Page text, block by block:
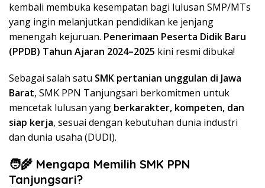
kembali membuka kesempatan bagi lulusan SMP/MTs
yang ingin melanjutkan pendidikan ke jenjang
menengah kejuruan. Penerimaan Peserta Didik Baru
(PPDB) Tahun Ajaran 2024–2025 kini resmi dibuka!
Sebagai salah satu SMK pertanian unggulan di Jawa
Barat, SMK PPN Tanjungsari berkomitmen untuk
mencetak lulusan yang berkarakter, kompeten, dan
siap kerja, sesuai dengan kebutuhan dunia industri
dan dunia usaha (DUDI).
🧑‍🌾 Mengapa Memilih SMK PPN
Tanjungsari?